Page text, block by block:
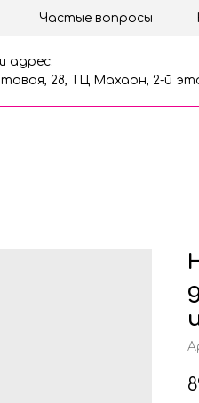
Частые вопросы
адрес:
28, ТЦ Махаон, 2-й